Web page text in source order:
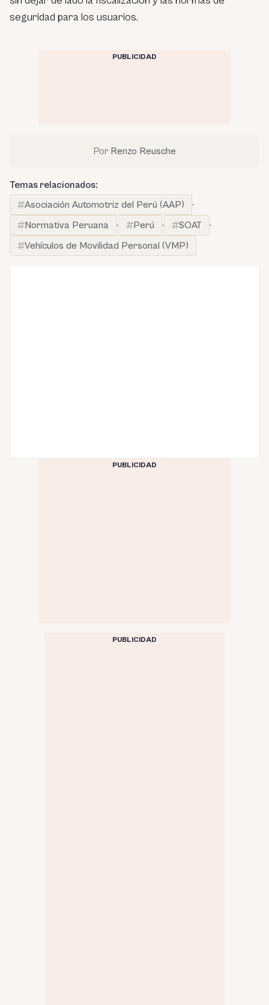
seguridad para los usuarios.
PUBLICIDAD
Por Renzo Reusche
Temas relacionados:
Asociación Automotriz del Perú (AAP)
·
Normativa Peruana
· Perú · SOAT
·
Vehículos de Movilidad Personal (VMP)
PUBLICIDAD
PUBLICIDAD